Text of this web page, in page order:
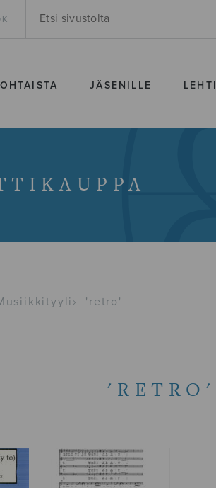
JÄSENILLE LEHTI
› 'retro'
'RETRO'